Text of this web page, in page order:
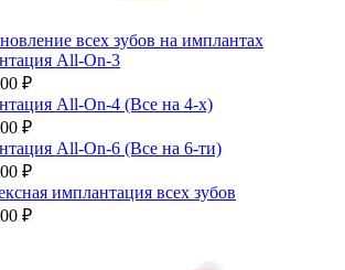
всех зубов на имплантах
All-On-3
₽
All-On-4 (Все на 4-х)
₽
All-On-6 (Все на 6-ти)
₽
имплантация всех зубов
₽